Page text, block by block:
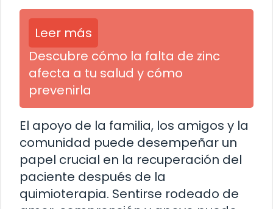
Leer más
Descubre cómo la falta de zinc
afecta a tu salud y cómo
prevenirla
El apoyo de la familia, los amigos y la
comunidad puede desempeñar un
papel crucial en la recuperación del
paciente después de la
quimioterapia. Sentirse rodeado de